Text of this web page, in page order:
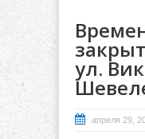
ул.
апреля 29,